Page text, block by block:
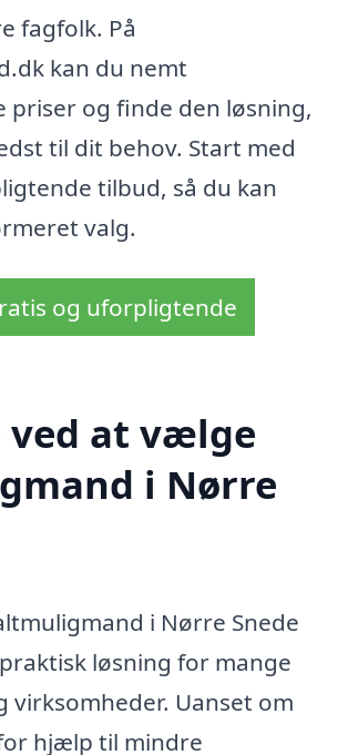
fagfolk. På
kan du nemt
priser og finde den løsning,
til dit behov. Start med
tilbud, så du kan
valg.
og uforpligtende
ved at vælge
i Nørre
i Nørre Snede
løsning for mange
virksomheder. Uanset om
hjælp til mindre